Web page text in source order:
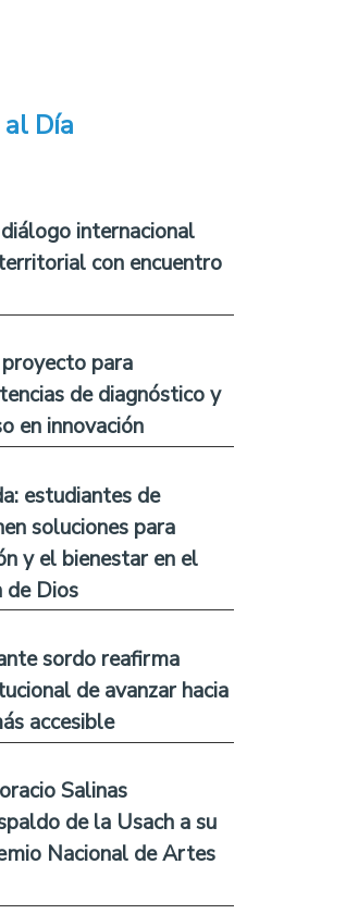
Día
internacional
con encuentro
para
de diagnóstico y
en innovación
estudiantes de
soluciones para
y el bienestar en el
de Dios
sordo reafirma
de avanzar hacia
accesible
Salinas
de la Usach a su
Nacional de Artes